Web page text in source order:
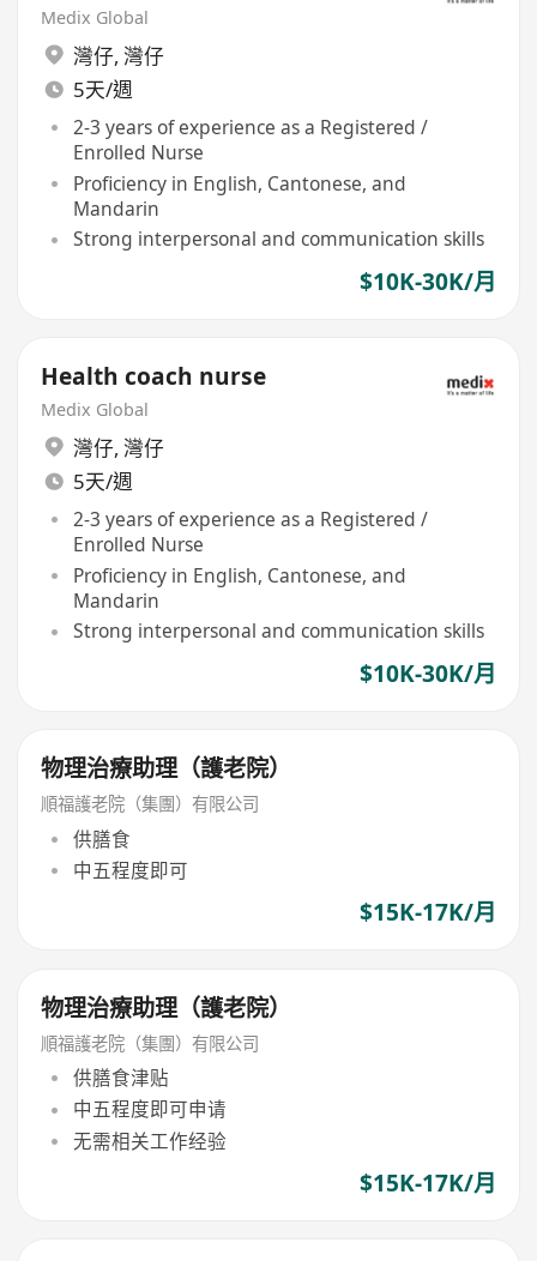
Medix Global
灣仔, 灣仔
5天/週
2-3 years of experience as a Registered /
Enrolled Nurse
Proficiency in English, Cantonese, and
Mandarin
Strong interpersonal and communication skills
$10K-30K/月
Health coach nurse
Medix Global
灣仔, 灣仔
5天/週
2-3 years of experience as a Registered /
Enrolled Nurse
Proficiency in English, Cantonese, and
Mandarin
Strong interpersonal and communication skills
$10K-30K/月
物理治療助理（護老院）
順福護老院（集團）有限公司
供膳食
中五程度即可
$15K-17K/月
物理治療助理（護老院）
順福護老院（集團）有限公司
供膳食津贴
中五程度即可申请
无需相关工作经验
$15K-17K/月